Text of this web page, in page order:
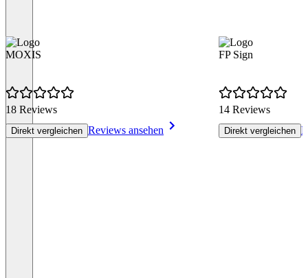
MOXIS
18 Reviews
Direkt vergleichen Reviews ansehen
FP Sign
14 Reviews
Direkt vergleichen